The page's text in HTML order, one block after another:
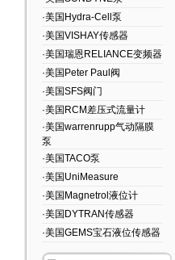
·美国Hydra-Cell泵
·美国VISHAY传感器
·美国瑞恩RELIANCE变频器
·美国Peter Paul阀
·美国SFS阀门
·美国RCM差压式流量计
·美国warrenrupp气动隔膜
泵
·美国TACO泵
·美国UniMeasure
·美国Magnetrol液位计
·美国DYTRAN传感器
·美国GEMS宝石液位传感器